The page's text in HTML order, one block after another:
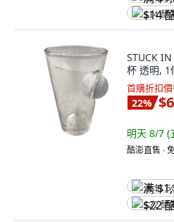
$14 酷
STUCK
杯 透明, 1
首購折扣價
22%
明天 8/7 (
酷澎直售 ∙
满
$22 酷